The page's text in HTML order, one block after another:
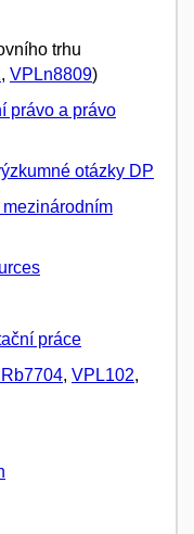
trhu
, VPLn8809)
právo a právo
otázky DP
práce
, VPL102,